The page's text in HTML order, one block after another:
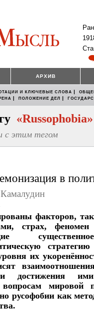
АРХИВ
И КЛЮЧЕВЫЕ СЛОВА |
| ПОЛОЖЕНИЕ ДЕЛ |
«Russophobia»
с этим тегом
в
факторов,
страх,
их
достижения
мировой
русофобии как